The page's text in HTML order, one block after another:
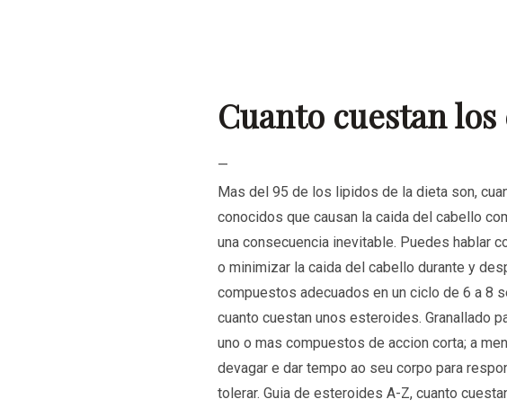
Cuanto cuestan
—
Mas del 95 de los lipidos de la dieta son,
conocidos que causan la caida del cabello
una consecuencia inevitable. Puedes hablar
o minimizar la caida del cabello durante y
compuestos adecuados en un ciclo de 6 a 8
cuanto cuestan unos esteroides. Granallado
uno o mas compuestos de accion corta; a
devagar e dar tempo ao seu corpo para
tolerar. Guia de esteroides A-Z, cuanto